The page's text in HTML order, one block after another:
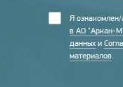
Я ознакомлен/
в АО "Аркан-
данных и
материалов.